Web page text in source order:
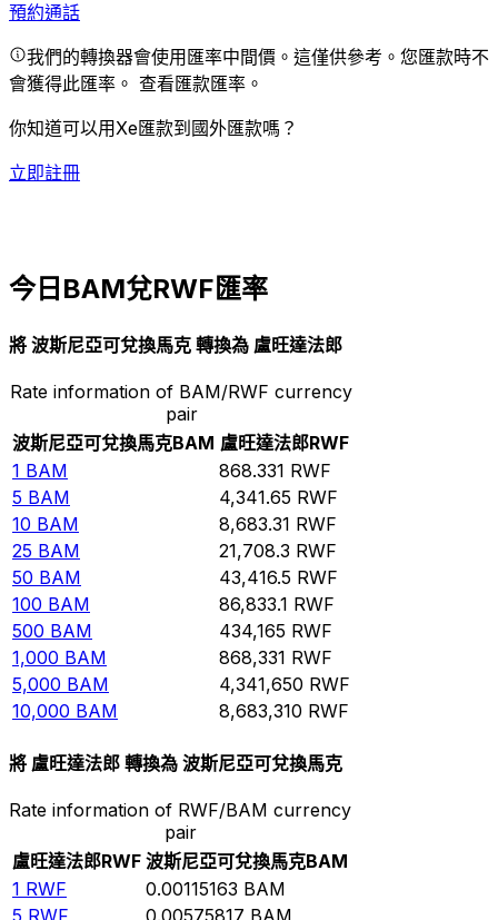
預約通話
我們的轉換器會使用匯率中間價。這僅供參考。您匯款時不
會獲得此匯率。 查看匯款匯率。
你知道可以用Xe匯款到國外匯款嗎？
立即註冊
今日BAM兌RWF匯率
將 波斯尼亞可兌換馬克 轉換為 盧旺達法郎
Rate information of BAM/RWF currency
pair
波斯尼亞可兌換馬克BAM 盧旺達法郎RWF
1 BAM 868.331 RWF
5 BAM 4,341.65 RWF
10 BAM 8,683.31 RWF
25 BAM 21,708.3 RWF
50 BAM 43,416.5 RWF
100 BAM 86,833.1 RWF
500 BAM 434,165 RWF
1,000 BAM 868,331 RWF
5,000 BAM 4,341,650 RWF
10,000 BAM 8,683,310 RWF
將 盧旺達法郎 轉換為 波斯尼亞可兌換馬克
Rate information of RWF/BAM currency
pair
盧旺達法郎RWF 波斯尼亞可兌換馬克BAM
1 RWF 0.00115163 BAM